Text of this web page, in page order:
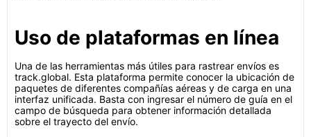
Uso de plataformas en línea
Una de las herramientas más útiles para rastrear envíos es
track.global. Esta plataforma permite conocer la ubicación de
paquetes de diferentes compañías aéreas y de carga en una
interfaz unificada. Basta con ingresar el número de guía en el
campo de búsqueda para obtener información detallada
sobre el trayecto del envío.